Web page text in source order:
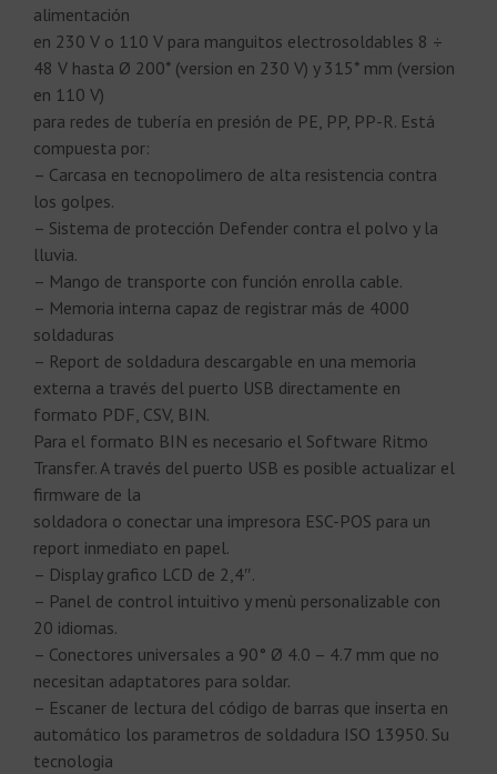
alimentación
en 230 V o 110 V para manguitos electrosoldables 8 ÷
48 V hasta Ø 200* (version en 230 V) y 315* mm (version
en 110 V)
para redes de tubería en presión de PE, PP, PP-R. Está
compuesta por:
– Carcasa en tecnopolimero de alta resistencia contra
los golpes.
– Sistema de protección Defender contra el polvo y la
lluvia.
– Mango de transporte con función enrolla cable.
– Memoria interna capaz de registrar más de 4000
soldaduras
– Report de soldadura descargable en una memoria
externa a través del puerto USB directamente en
formato PDF, CSV, BIN.
Para el formato BIN es necesario el Software Ritmo
Transfer. A través del puerto USB es posible actualizar el
firmware de la
soldadora o conectar una impresora ESC-POS para un
report inmediato en papel.
– Display grafico LCD de 2,4″.
– Panel de control intuitivo y menù personalizable con
20 idiomas.
– Conectores universales a 90° Ø 4.0 – 4.7 mm que no
necesitan adaptatores para soldar.
– Escaner de lectura del código de barras que inserta en
automático los parametros de soldadura ISO 13950. Su
tecnologia